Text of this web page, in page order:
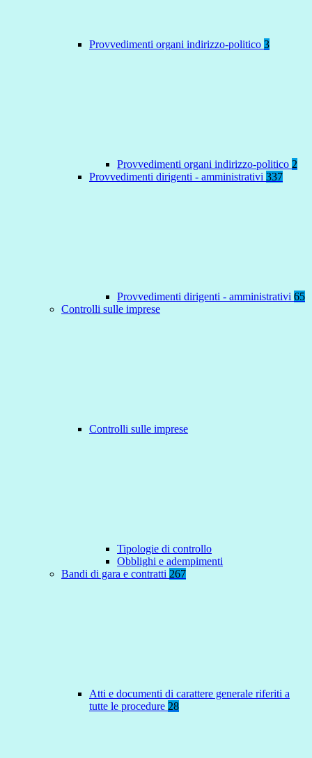
Provvedimenti organi indirizzo-politico 3
Provvedimenti organi indirizzo-politico 2
Provvedimenti dirigenti - amministrativi 337
Provvedimenti dirigenti - amministrativi 65
Controlli sulle imprese
Controlli sulle imprese
Tipologie di controllo
Obblighi e adempimenti
Bandi di gara e contratti 267
Atti e documenti di carattere generale riferiti a
tutte le procedure 28